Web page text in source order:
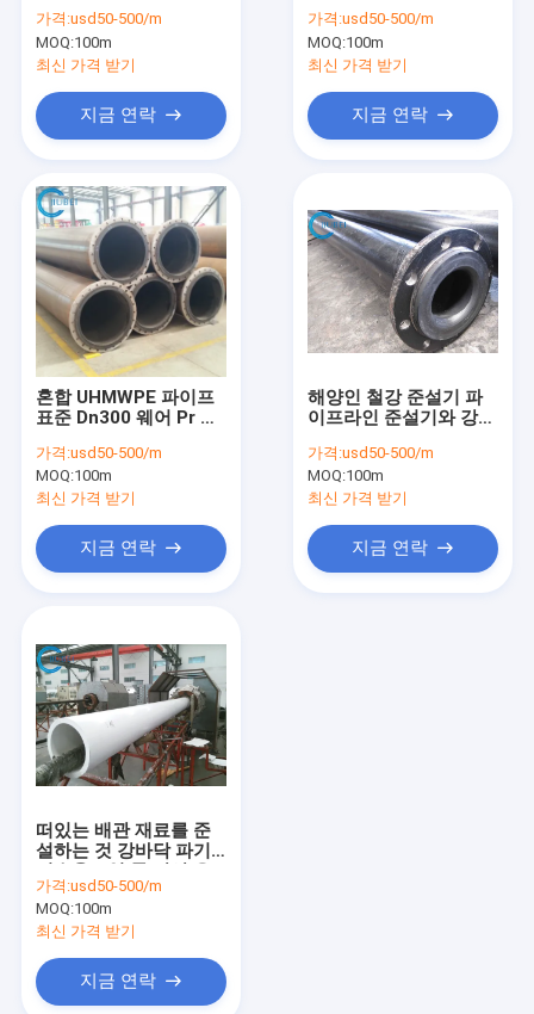
품질 관리
저희와 연락
사건
인용 을 요청 하십시오
HDPE 파이프 플로터
준설 파이프 플로트
파이프 플로트 부표
UHMWPE 파이프
PE 펀톤
충돌 분무호오스
충돌 흡입 호스
기갑 호스
내마모성 파이프
오탁방지막
준설관
가격:usd50-500/m
MOQ:100m
최신 가격 받기
지금 연락
가격:usd50-500/m
MOQ:100m
최신 가격 받기
지금 연락
혼합 UHMWPE 파이프
표준 Dn300 웨어 Pr 일
가격:usd50-500/m
MOQ:100m
최신 가격 받기
지금 연락
해양인 철강 준설기 파
이프라인 준설기와 강바
가격:usd50-500/m
MOQ:100m
최신 가격 받기
지금 연락
떠있는 배관 재료를 준
설하는 것 강바닥 파기
하모 파이프에 모래를
뿌립니다
가격:usd50-500/m
MOQ:100m
최신 가격 받기
지금 연락